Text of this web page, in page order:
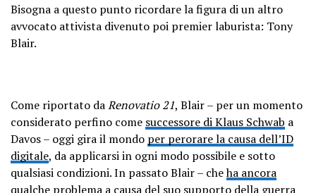
Bisogna a questo punto ricordare la figura di un altro
avvocato attivista divenuto poi premier laburista: Tony
Blair.
Come riportato daRenovatio 21, Blair – per un momento
considerato perfino come successore di Klaus Schwab a
Davos – oggi gira il mondo per perorare la causa dell’ID
digitale, da applicarsi in ogni modo possibile e sotto
qualsiasi condizioni. In passato Blair – cheha ancora
qualche problema a causa del suo supporto della guerra